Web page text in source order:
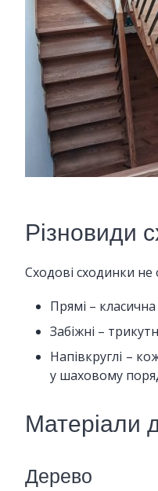
Різновиди
Сходові сходинки
Прямі –
Забіжні –
Напівкруглі –
у шаховому
Матеріали
Дерево